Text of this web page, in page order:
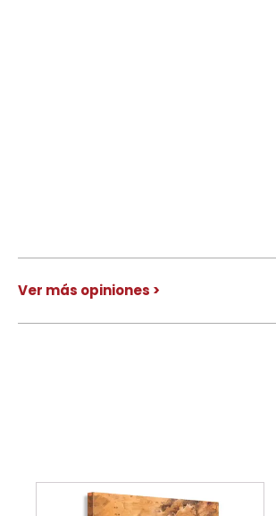
Ver más opiniones >